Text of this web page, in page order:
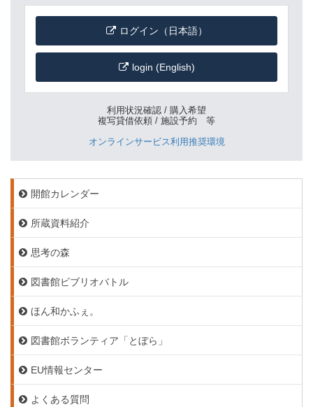
ログイン（日本語）
login (English)
利用状況確認 / 購入希望
複写貸借依頼 / 施設予約 等
オンラインサービス利用推奨環境
開館カレンダー
所蔵資料紹介
思考の森
図書館ビブリオバトル
ほん和かふぇ。
図書館ボランティア「とぼら」
EU情報センター
よくある質問